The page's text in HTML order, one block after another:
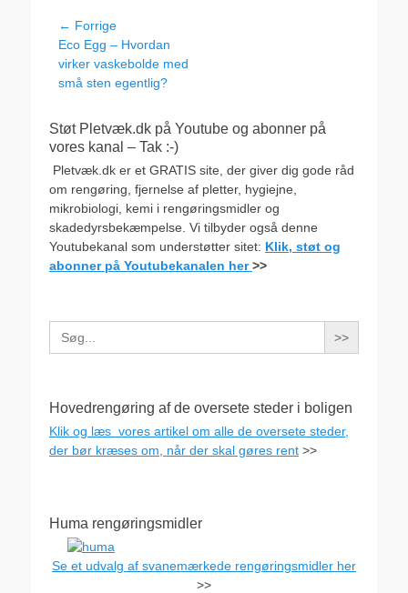
Indlægsnavigation
← Forrige
Forrige
indlæg:
Eco Egg – Hvordan
virker vaskebolde med
små sten egentlig?
Støt Pletvæk.dk på Youtube og abonner på
vores kanal – Tak :-)
Pletvæk.dk er et GRATIS site, der giver dig gode råd
om rengøring, fjernelse af pletter, hygiejne,
mikrobiologi, kemi i rengøringsmidler og
skadedyrsbekæmpelse. Vi tilbyder også denne
Youtubekanal som understøtter sitet: Klik, støt og
abonner på Youtubekanalen her>>
Search
for:
Hovedrengøring af de oversete steder i boligen
Klik og læs vores artikel om alle de oversete steder,
der bør kræses om, når der skal gøres rent >>
Huma rengøringsmidler
Se et udvalg af svanemærkede rengøringsmidler her
>>